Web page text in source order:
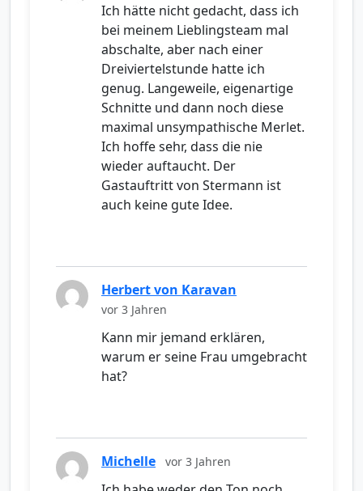
Ich hätte nicht gedacht, dass ich
bei meinem Lieblingsteam mal
abschalte, aber nach einer
Dreiviertelstunde hatte ich
genug. Langeweile, eigenartige
Schnitte und dann noch diese
maximal unsympathische Merlet.
Ich hoffe sehr, dass die nie
wieder auftaucht. Der
Gastauftritt von Stermann ist
auch keine gute Idee.
Herbert von Karavan
vor 3 Jahren
Kann mir jemand erklären,
warum er seine Frau umgebracht
hat?
Michelle vor 3 Jahren